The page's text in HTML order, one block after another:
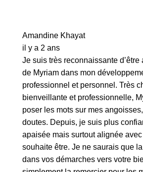
Amandine Khayat
il y a 2 ans
Je suis très reconnaissante d’être
de Myriam dans mon
professionnel et personnel. Très
bienveillante et professionnelle,
poser les mots sur mes
doutes. Depuis, je suis plus
apaisée mais surtout alignée
souhaite être. Je ne saurais que
dans vos démarches vers votre